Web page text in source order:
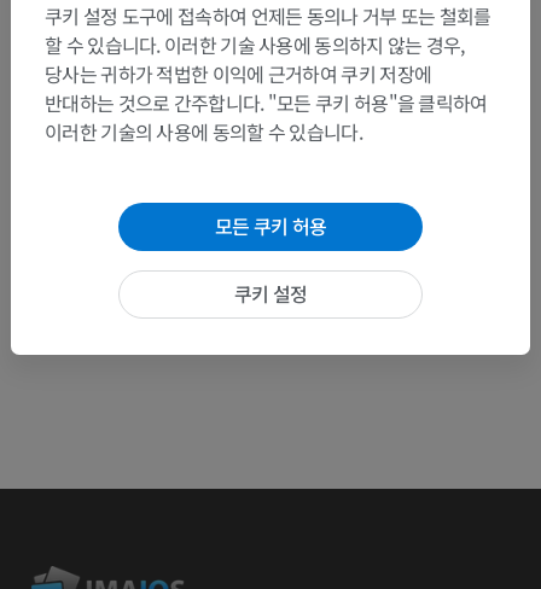
수정이나, 번역 또는 콘텐츠 개선에 제안이 있으면 언제든
연락 주세요.
문제 보고
앱 다운로드
쿠키 설정 도구에 접속하여 언제든 동의나 거부 또는 철회를
할 수 있습니다. 이러한 기술 사용에 동의하지 않는 경우,
당사는 귀하가 적법한 이익에 근거하여 쿠키 저장에
반대하는 것으로 간주합니다. "모든 쿠키 허용"을 클릭하여
이러한 기술의 사용에 동의할 수 있습니다.
모든 쿠키 허용
쿠키 설정